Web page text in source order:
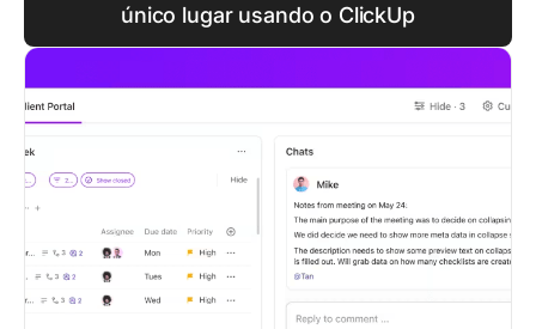
único lugar usando o ClickUp